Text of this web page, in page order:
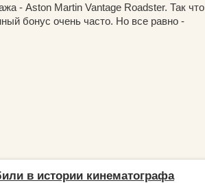
- Aston Martin Vantage Roadster. Так что
бонус очень часто. Но все равно -
в истории кинематографа